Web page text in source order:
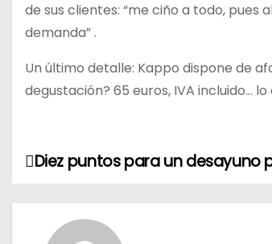
de sus clientes: “me ciño a todo, pues
demanda” .
Un último detalle: Kappo dispone de
degustación? 65 euros, IVA incluido…
N
a
Diez puntos para un desayuno